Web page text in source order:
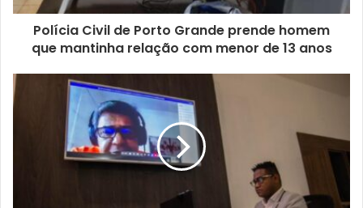
Polícia Civil de Porto Grande prende homem
que mantinha relação com menor de 13 anos